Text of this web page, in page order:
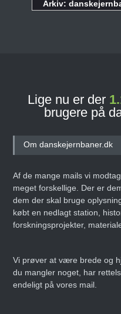
Arkiv:
Lige nu er der
brugere på
Om danskejernbaner.dk
Af de mange mails vi
meget forskellige. Der er
dem der skal bruge
købt en nedlagt station,
forskningsprojekter,
Vi prøver at være brede og
du mangler noget, har
endeligt på vores mail.